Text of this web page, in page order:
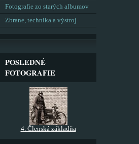
Fotografie zo starých albumov
Zbrane, technika a výstroj
POSLEDNÉ
FOTOGRAFIE
4. Členská základňa